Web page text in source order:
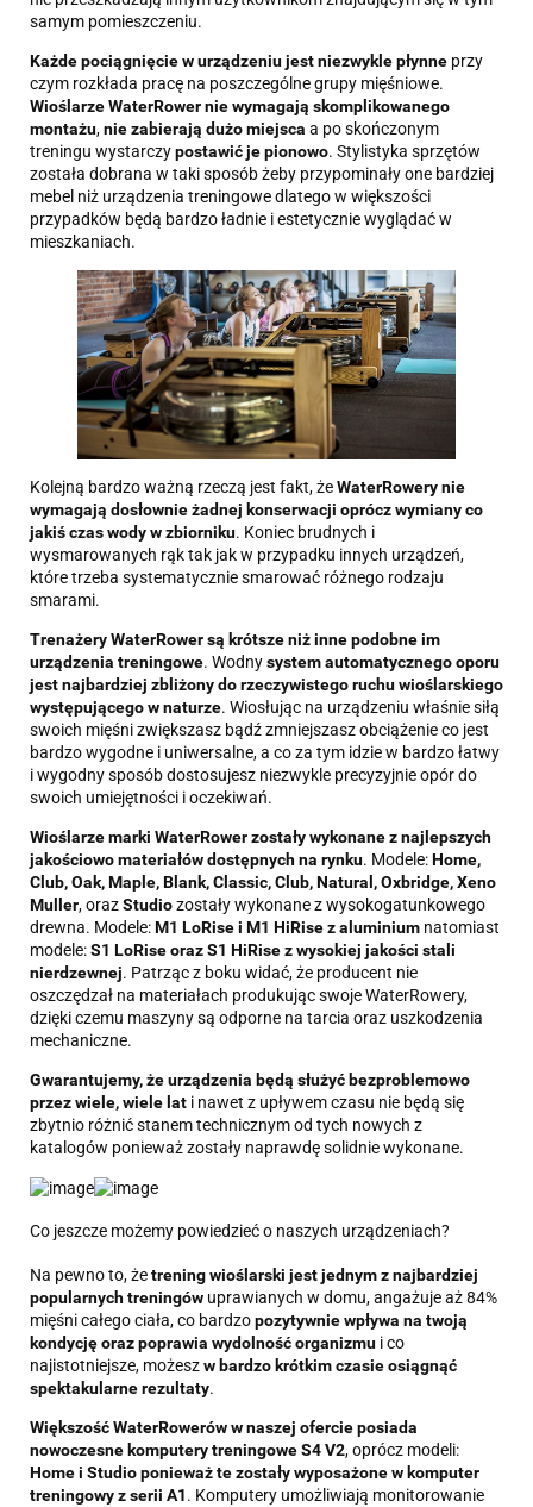
samym pomieszczeniu.
Każde pociągnięcie w urządzeniu jest niezwykle płynne przy
czym rozkłada pracę na poszczególne grupy mięśniowe.
Wioślarze WaterRower nie wymagają skomplikowanego
montażu,nie zabierają dużo miejsca a po skończonym
treningu wystarczypostawić je pionowo. Stylistyka sprzętów
została dobrana w taki sposób żeby przypominały one bardziej
mebel niż urządzenia treningowe dlatego w większości
przypadków będą bardzo ładnie i estetycznie wyglądać w
mieszkaniach.
Kolejną bardzo ważną rzeczą jest fakt, żeWaterRowery nie
wymagają dosłownie żadnej konserwacji oprócz wymiany co
jakiś czas wody w zbiorniku. Koniec brudnych i
wysmarowanych rąk tak jak w przypadku innych urządzeń,
które trzeba systematycznie smarować różnego rodzaju
smarami.
Trenażery WaterRower są krótsze niż inne podobne im
urządzenia treningowe. Wodnysystem automatycznego oporu
jest najbardziej zbliżony do rzeczywistego ruchu wioślarskiego
występującego w naturze. Wiosłując na urządzeniu właśnie siłą
swoich mięśni zwiększasz bądź zmniejszasz obciążenie co jest
bardzo wygodne i uniwersalne, a co za tym idzie w bardzo łatwy
i wygodny sposób dostosujesz niezwykle precyzyjnie opór do
swoich umiejętności i oczekiwań.
Wioślarze marki WaterRower zostały wykonane z najlepszych
jakościowo materiałów dostępnych na rynku. Modele:Home,
Club, Oak, Maple, Blank, Classic, Club, Natural, Oxbridge, Xeno
Muller, orazStudiozostały wykonane z wysokogatunkowego
drewna. Modele:M1 LoRise i M1 HiRise z aluminium natomiast
modele:S1 LoRise oraz S1 HiRise z wysokiej jakości stali
nierdzewnej. Patrząc z boku widać, że producent nie
oszczędzał na materiałach produkując swoje WaterRowery,
dzięki czemu maszyny są odporne na tarcia oraz uszkodzenia
mechaniczne.
Gwarantujemy, że urządzenia będą służyć bezproblemowo
przez wiele, wiele lat i nawet z upływem czasu nie będą się
zbytnio różnić stanem technicznym od tych nowych z
katalogów ponieważ zostały naprawdę solidnie wykonane.
Co jeszcze możemy powiedzieć o naszych urządzeniach?
Na pewno to, żetrening wioślarski jest jednym z najbardziej
popularnych treningów uprawianych w domu, angażuje aż 84%
mięśni całego ciała, co bardzopozytywnie wpływa na twoją
kondycję oraz poprawia wydolność organizmu i co
najistotniejsze, możeszw bardzo krótkim czasie osiągnąć
spektakularne rezultaty.
Większość WaterRowerów w naszej ofercie posiada
nowoczesne komputery treningowe S4 V2, oprócz modeli:
Home i Studio ponieważ te zostały wyposażone w komputer
treningowy z serii A1. Komputery umożliwiają monitorowanie